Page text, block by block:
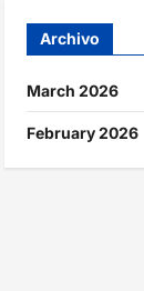
Archivo
March 2026
February 2026